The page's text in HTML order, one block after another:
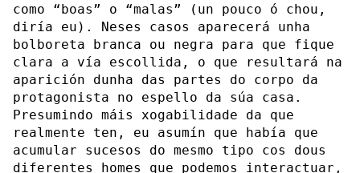
como “boas” o “malas” (un pouco ó chou,
diría eu). Neses casos aparecerá unha
bolboreta branca ou negra para que fique
clara a vía escollida, o que resultará na
aparición dunha das partes do corpo da
protagonista no espello da súa casa.
Presumindo máis xogabilidade da que
realmente ten, eu asumín que había que
acumular sucesos do mesmo tipo cos dous
diferentes homes que podemos interactuar,